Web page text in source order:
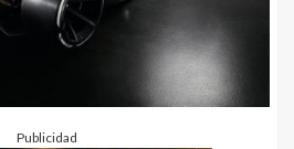
Publicidad